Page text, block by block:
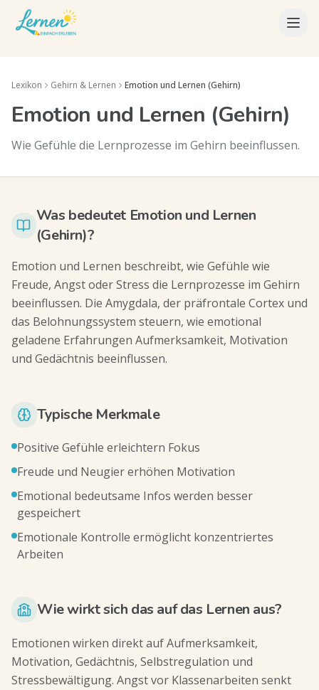
Lexikon Gehirn & Lernen Emotion und Lernen (Gehirn)
Emotion und Lernen (Gehirn)
Wie Gefühle die Lernprozesse im Gehirn beeinflussen.
Was bedeutet Emotion und Lernen
(Gehirn)?
Emotion und Lernen beschreibt, wie Gefühle wie
Freude, Angst oder Stress die Lernprozesse im Gehirn
beeinflussen. Die Amygdala, der präfrontale Cortex und
das Belohnungssystem steuern, wie emotional
geladene Erfahrungen Aufmerksamkeit, Motivation
und Gedächtnis beeinflussen.
Typische Merkmale
Positive Gefühle erleichtern Fokus
Freude und Neugier erhöhen Motivation
Emotional bedeutsame Infos werden besser
gespeichert
Emotionale Kontrolle ermöglicht konzentriertes
Arbeiten
Wie wirkt sich das auf das Lernen aus?
Emotionen wirken direkt auf Aufmerksamkeit,
Motivation, Gedächtnis, Selbstregulation und
Stressbewältigung. Angst vor Klassenarbeiten senkt